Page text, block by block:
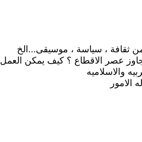
من ثقافة ، سياسة ، موسيقى...الخ
عصر الاقطاع ؟ كيف يمكن العمل
والاسلاميه
الامور